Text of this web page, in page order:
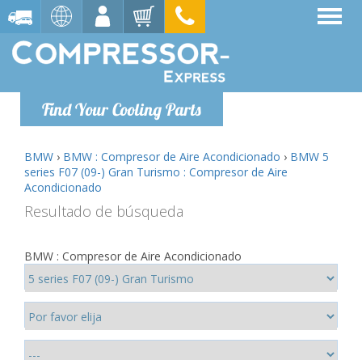
Find Your Cooling Parts
BMW › BMW : Compresor de Aire Acondicionado › BMW 5
series F07 (09-) Gran Turismo : Compresor de Aire
Acondicionado
Resultado de búsqueda
BMW : Compresor de Aire Acondicionado